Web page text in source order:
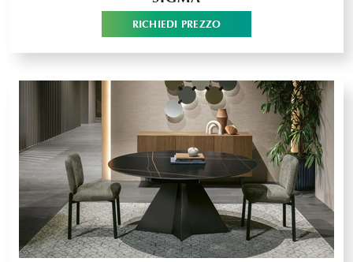
RICHIEDI PREZZO